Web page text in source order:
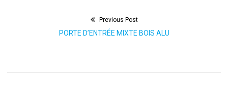
Previous Post
Previous
PORTE D’ENTRÉE MIXTE BOIS ALU